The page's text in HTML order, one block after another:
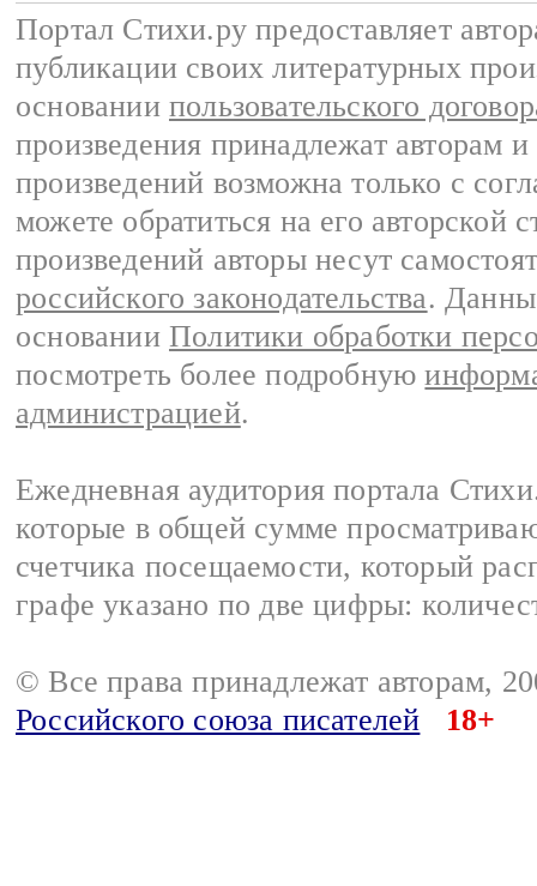
Портал Стихи.ру предоставляет
публикации своих литературных
основании пользовательского
произведения принадлежат авторам
произведений возможна только с
можете обратиться на его авторской
произведений авторы несут
российского законодательства.
основании Политики обработки
посмотреть более подробную
администрацией.
Ежедневная аудитория портала
которые в общей сумме
счетчика посещаемости, который
графе указано по две цифры:
© Все права принадлежат авторам,
Российского союза писателей
18+